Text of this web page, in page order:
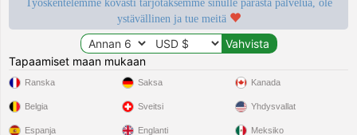
Työskentelemme kovasti tarjotaksemme sinulle parasta palvelua, ole
ystävällinen ja tue meitä
Tapaamiset maan mukaan
Ranska
Belgia
Espanja
Saksa
Sveitsi
Englanti
Kanada
Yhdysvallat
Meksiko